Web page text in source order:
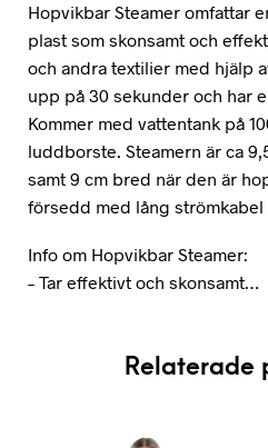
Hopvikbar Steamer omfattar
plast som skonsamt och
och andra textilier med hjälp
upp på 30 sekunder och har
Kommer med vattentank på
luddborste. Steamern är ca
samt 9 cm bred när den är
försedd med lång strömkabel
Info om Hopvikbar Steamer:
– Tar effektivt och skonsamt…
Relaterade